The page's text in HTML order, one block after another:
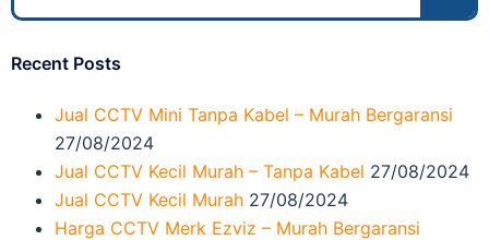
Recent Posts
Jual CCTV Mini Tanpa Kabel – Murah Bergaransi
27/08/2024
Jual CCTV Kecil Murah – Tanpa Kabel 27/08/2024
Jual CCTV Kecil Murah 27/08/2024
Harga CCTV Merk Ezviz – Murah Bergaransi